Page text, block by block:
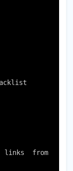
from